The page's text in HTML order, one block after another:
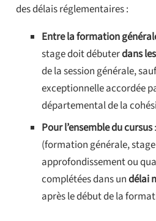
des délais réglementaires :
Entre la formation
stage doit débuterdans
de la session générale,
exceptionnelle accordée
départemental de la
Pour l’ensemble du cursus
(formation générale,
approfondissement ou
complétées dans undélai
après le début de la